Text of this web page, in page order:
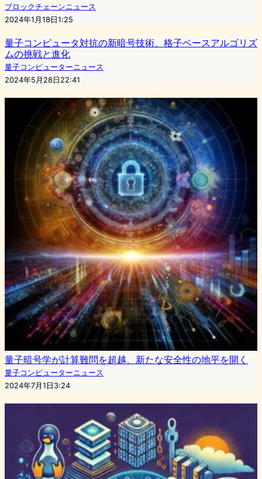
ブロックチェーンニュース
2024年1月18日1:25
量子コンピュータ対抗の新暗号技術、格子ベースアルゴリズ
ムの挑戦と進化
量子コンピューターニュース
2024年5月28日22:41
量子暗号学が計算難問を超越、新たな安全性の地平を開く
量子コンピューターニュース
2024年7月1日3:24